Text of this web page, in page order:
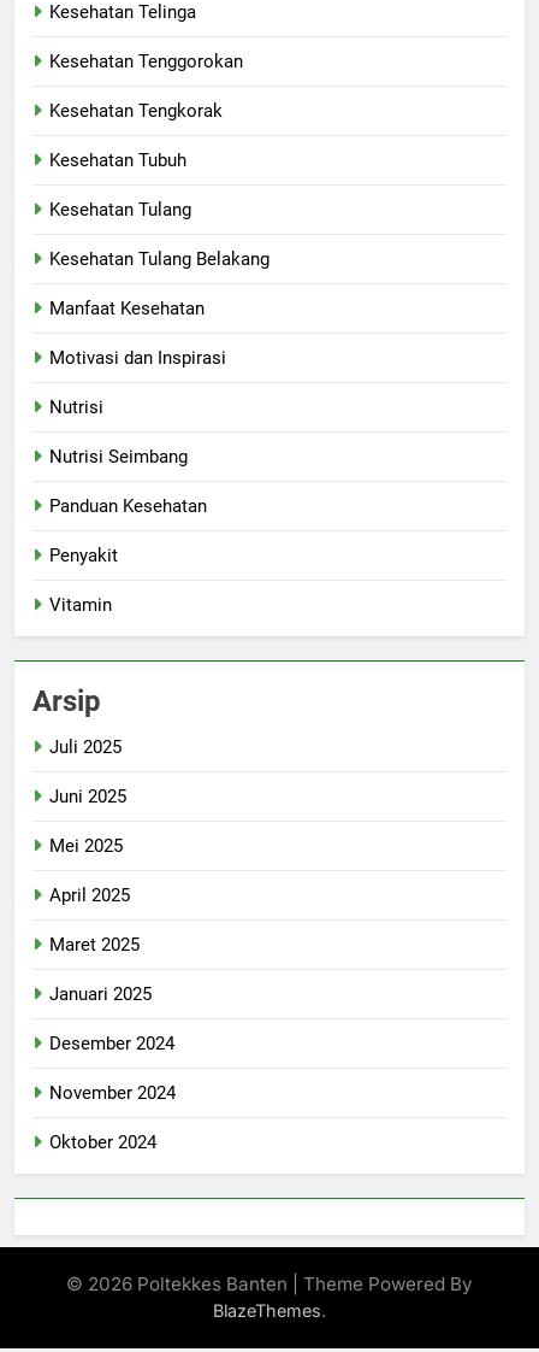
Kesehatan Telinga
Kesehatan Tenggorokan
Kesehatan Tengkorak
Kesehatan Tubuh
Kesehatan Tulang
Kesehatan Tulang Belakang
Manfaat Kesehatan
Motivasi dan Inspirasi
Nutrisi
Nutrisi Seimbang
Panduan Kesehatan
Penyakit
Vitamin
Arsip
Juli 2025
Juni 2025
Mei 2025
April 2025
Maret 2025
Januari 2025
Desember 2024
November 2024
Oktober 2024
© 2026 Poltekkes Banten | Theme Powered By
BlazeThemes.